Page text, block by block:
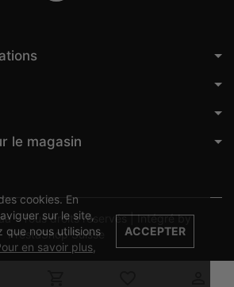
le magasin
- Tous droits réservés | Intégré by
PrestaShop Suisse
cookies. En
sur le site,
que nous utilisions
en savoir plus,
ACCEPTER